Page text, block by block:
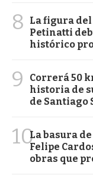
8
La figura del
Petinatti
histórico
9
Correrá 50
historia de
de
10La basura
Felipe
obras que